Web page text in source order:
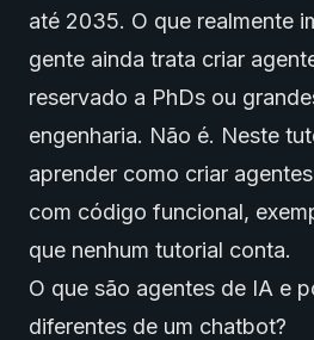
até 2035. O que realmente
gente ainda trata criar
reservado a PhDs ou
engenharia. Não é. Neste
aprender como criar
com código funcional,
que nenhum tutorial conta.
O que são agentes de IA e
diferentes de um chatbot?